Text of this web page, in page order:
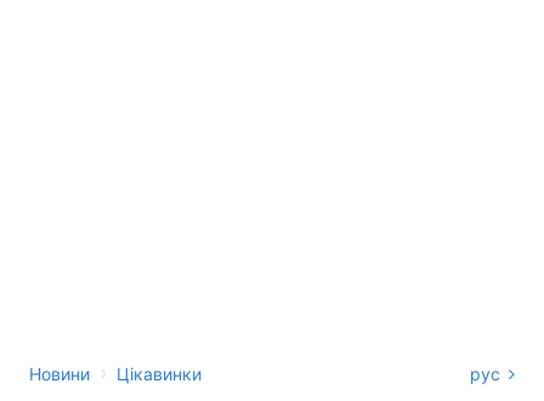
Новини › Цікавинки рус